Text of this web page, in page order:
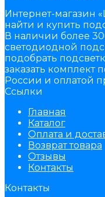
Интернет-магазин
найти и купить
В наличии более
светодиодной
подобрать
заказать комплект
России и оплатой
Ссылки
Главная
Каталог
Оплата и
Возврат товара
Отзывы
Контакты
Контакты